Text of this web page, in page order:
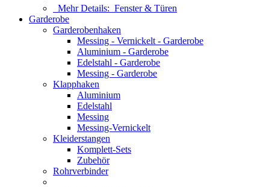
Mehr Details: Fenster & Türen
Garderobe
Garderobenhaken
Messing - Vernickelt - Garderobe
Aluminium - Garderobe
Edelstahl - Garderobe
Messing - Garderobe
Klapphaken
Aluminium
Edelstahl
Messing
Messing-Vernickelt
Kleiderstangen
Komplett-Sets
Zubehör
Rohrverbinder